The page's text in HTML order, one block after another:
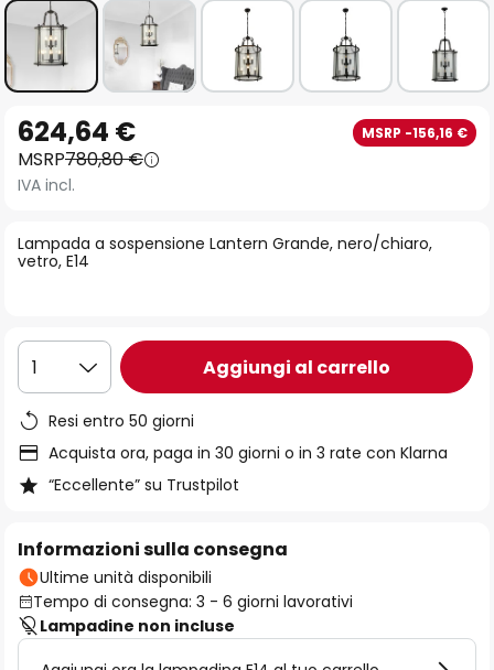
all'inizio
della
galleria
immagini
Lampada a sospensione Lantern Grande, nero/chiaro,
vetro, E14
624,64 € MSRP -156,16 €
MSRP780,80 €
IVA incl.
1 Aggiungi al carrello
Resi entro 50 giorni
Acquista ora, paga in 30 giorni o in 3 rate con Klarna
“Eccellente” su Trustpilot
Informazioni sulla consegna
Ultime unità disponibili
Tempo di consegna: 3 - 6 giorni lavorativi
Lampadine non incluse